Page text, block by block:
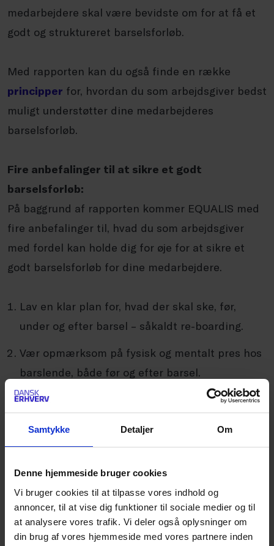
Samtykke Detaljer Om
Denne hjemmeside bruger cookies
Vi bruger cookies til at tilpasse vores indhold og
annoncer, til at vise dig funktioner til sociale medier og til
at analysere vores trafik. Vi deler også oplysninger om
din brug af vores hjemmeside med vores partnere inden
medarbejdere skal være bevidste om for at få et
godt og struktureret barselsforløb.
Med rapporten kan du også finde en række
principper for, hvordan du som arbejdsgiver bedst
muligt understøtter dine medarbejderes
barselsforløb.
Fire anbefalinger til at sikre et godt
barselsforløb:
På baggrund af rapporten kommer EQUALIS med
fire anbefalinger til, hvad du som arbejdsgiver
med fordel kan holde dig for øje for at sikre et
godt barselsforløb for dine medarbejdere.
Lav en klar plan for, hvad der skal ske, før,
under og efter barsel – såkaldt re-boarding.
Vær opmærksom på fysisk og mentalt pres hos
barslende, både før og efter barsel.
Sørg i så vidt mulig grad for fleksibilitet før og
Husk karriereudvikling – også i forbindelse med
SENESTE NYT OM CSR
Ny frivillig EU-standard skal gøre ESG-
rapportering lettere for virksomheder